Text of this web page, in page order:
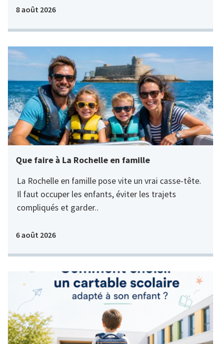
8 août 2026
Que faire à La Rochelle en famille
La Rochelle en famille pose vite un vrai casse-tête.
Il faut occuper les enfants, éviter les trajets
compliqués et garder..
6 août 2026